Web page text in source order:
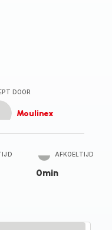
DOOR
Moulinex
AFKOELTIJD
0min